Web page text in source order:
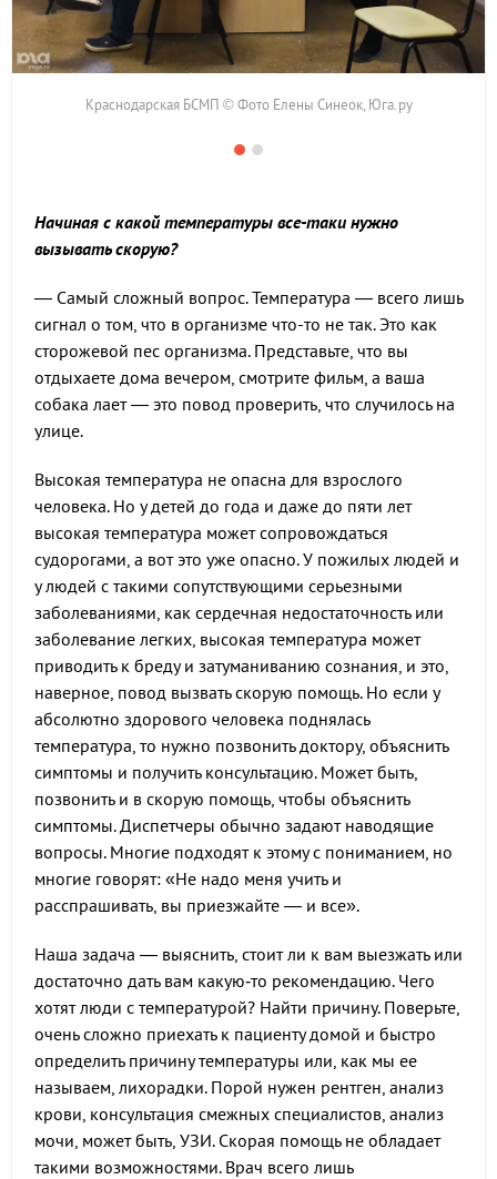
Краснодарская БСМП © Фото Елены Синеок, Юга.ру
Начиная с какой температуры все-таки нужно
вызывать скорую?
— Самый сложный вопрос. Температура — всего лишь
сигнал о том, что в организме что-то не так. Это как
сторожевой пес организма. Представьте, что вы
отдыхаете дома вечером, смотрите фильм, а ваша
собака лает — это повод проверить, что случилось на
улице.
Высокая температура не опасна для взрослого
человека. Но у детей до года и даже до пяти лет
высокая температура может сопровождаться
судорогами, а вот это уже опасно. У пожилых людей и
у людей с такими сопутствующими серьезными
заболеваниями, как сердечная недостаточность или
заболевание легких, высокая температура может
приводить к бреду и затуманиванию сознания, и это,
наверное, повод вызвать скорую помощь. Но если у
абсолютно здорового человека поднялась
температура, то нужно позвонить доктору, объяснить
симптомы и получить консультацию. Может быть,
позвонить и в скорую помощь, чтобы объяснить
симптомы. Диспетчеры обычно задают наводящие
вопросы. Многие подходят к этому с пониманием, но
многие говорят: «Не надо меня учить и
расспрашивать, вы приезжайте — и все».
Наша задача — выяснить, стоит ли к вам выезжать или
достаточно дать вам какую‑то рекомендацию. Чего
хотят люди с температурой? Найти причину. Поверьте,
очень сложно приехать к пациенту домой и быстро
определить причину температуры или, как мы ее
называем, лихорадки. Порой нужен рентген, анализ
крови, консультация смежных специалистов, анализ
мочи, может быть, УЗИ. Скорая помощь не обладает
такими возможностями. Врач всего лишь